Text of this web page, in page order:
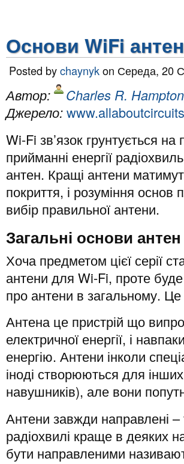
Основи WiFi антен
Posted bychaynykon Середа, 20
Автор: Charles R. Hampton
Джерело:
Wi-Fi зв’язок грунтується на
прийманні енергії
антен. Кращі антени
покриття, і розуміння основ
вибір правильної антени.
Загальні основи антен
Хоча предметом цієї серії
антени для Wi-Fi, проте буде
про антени в загальному. Це
Антена це пристрій що
електричної енергії, і
енергію. Антени інколи
іноді створюються для
навушників), але вони
Антени завжди направлені
радіохвилі краще в деяких
бути направленими